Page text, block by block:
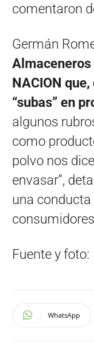
comentaron
Germán
Almaceneros
NACION
“subas” en
algunos
como
polvo nos
envasar”,
una conducta
Fuente y
WhatsApp